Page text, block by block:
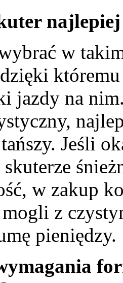
najlepiej
w
jazdy na
Jeśli
w zakup
z
pieniędzy.